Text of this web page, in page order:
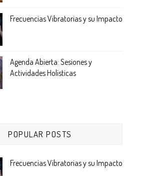
Frecuencias Vibratorias y su Impacto
Agenda Abierta: Sesiones y
Actividades Holísticas
POPULAR POSTS
Frecuencias Vibratorias y su Impacto